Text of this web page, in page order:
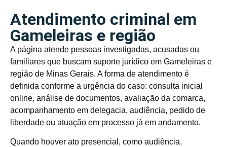
Atendimento criminal em
Gameleiras e região
A página atende pessoas investigadas, acusadas ou
familiares que buscam suporte jurídico em Gameleiras e
região de Minas Gerais. A forma de atendimento é
definida conforme a urgência do caso: consulta inicial
online, análise de documentos, avaliação da comarca,
acompanhamento em delegacia, audiência, pedido de
liberdade ou atuação em processo já em andamento.
Quando houver ato presencial, como audiência,